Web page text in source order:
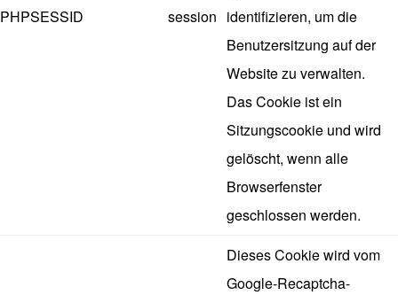
PHPSESSID session identifizieren, um die
Benutzersitzung auf der
Website zu verwalten.
Das Cookie ist ein
Sitzungscookie und wird
gelöscht, wenn alle
Browserfenster
geschlossen werden.
Dieses Cookie wird vom
Google-Recaptcha-